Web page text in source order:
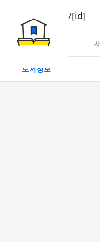
book/rent/[id]
대여
도서정보